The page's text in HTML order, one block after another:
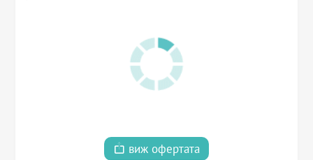
виж офертата